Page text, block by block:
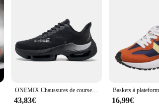
ONEMIX Chaussures de course de sport pour hommes Musique Rhythm Man Sneakers Respirant Mesh Outdoor Athletic Shoe Light Male Chaussures de marche Taille EU 39-47
43,83€ 16,99€